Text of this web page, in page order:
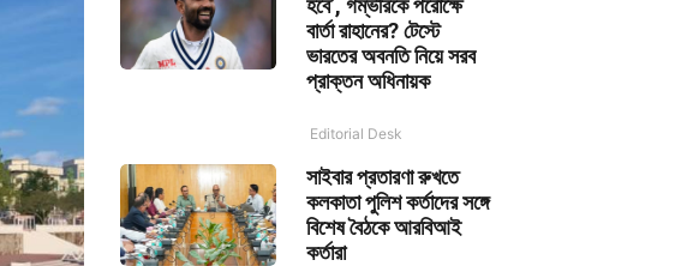
হবে’, গম্ভীরকে পরোক্ষে
বার্তা রাহানের? টেস্টে
ভারতের অবনতি নিয়ে সরব
প্রাক্তন অধিনায়ক
Editorial Desk
সাইবার প্রতারণা রুখতে
কলকাতা পুলিশ কর্তাদের সঙ্গে
বিশেষ বৈঠকে আরবিআই
কর্তারা